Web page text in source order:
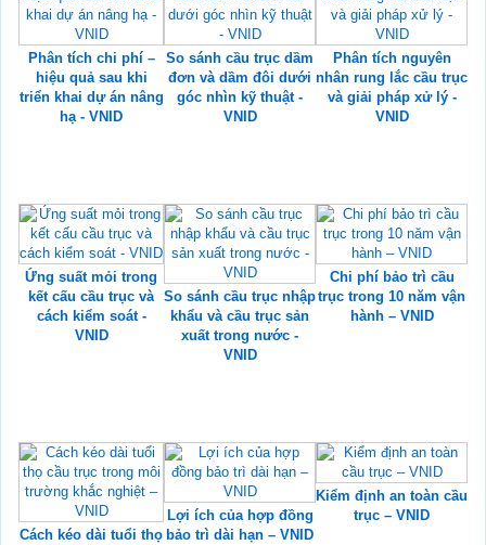
Phân tích chi phí –
hiệu quả sau khi
triển khai dự án nâng
hạ - VNID
So sánh cầu trục dầm
đơn và dầm đôi dưới
góc nhìn kỹ thuật -
VNID
Phân tích nguyên
nhân rung lắc cầu trục
và giải pháp xử lý -
VNID
Ứng suất mỏi trong
kết cấu cầu trục và
cách kiểm soát -
VNID
So sánh cầu trục nhập
khẩu và cầu trục sản
xuất trong nước -
VNID
Chi phí bảo trì cầu
trục trong 10 năm vận
hành – VNID
Cách kéo dài tuổi thọ
Lợi ích của hợp đồng
bảo trì dài hạn – VNID
Kiểm định an toàn cầu
trục – VNID